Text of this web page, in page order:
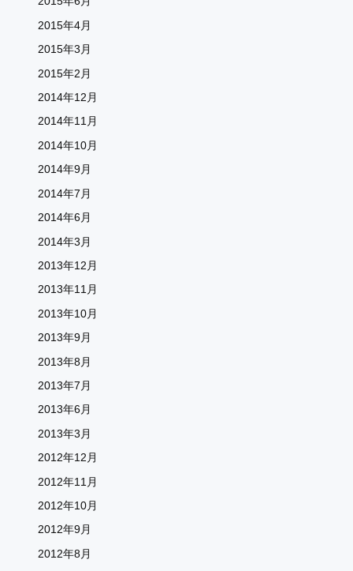
2015年4月
2015年3月
2015年2月
2014年12月
2014年11月
2014年10月
2014年9月
2014年7月
2014年6月
2014年3月
2013年12月
2013年11月
2013年10月
2013年9月
2013年8月
2013年7月
2013年6月
2013年3月
2012年12月
2012年11月
2012年10月
2012年9月
2012年8月